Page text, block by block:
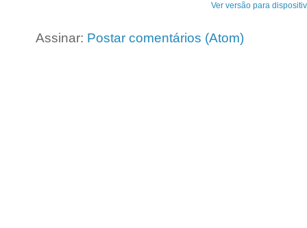
Ver versão para
Assinar: Postar comentários (Atom)